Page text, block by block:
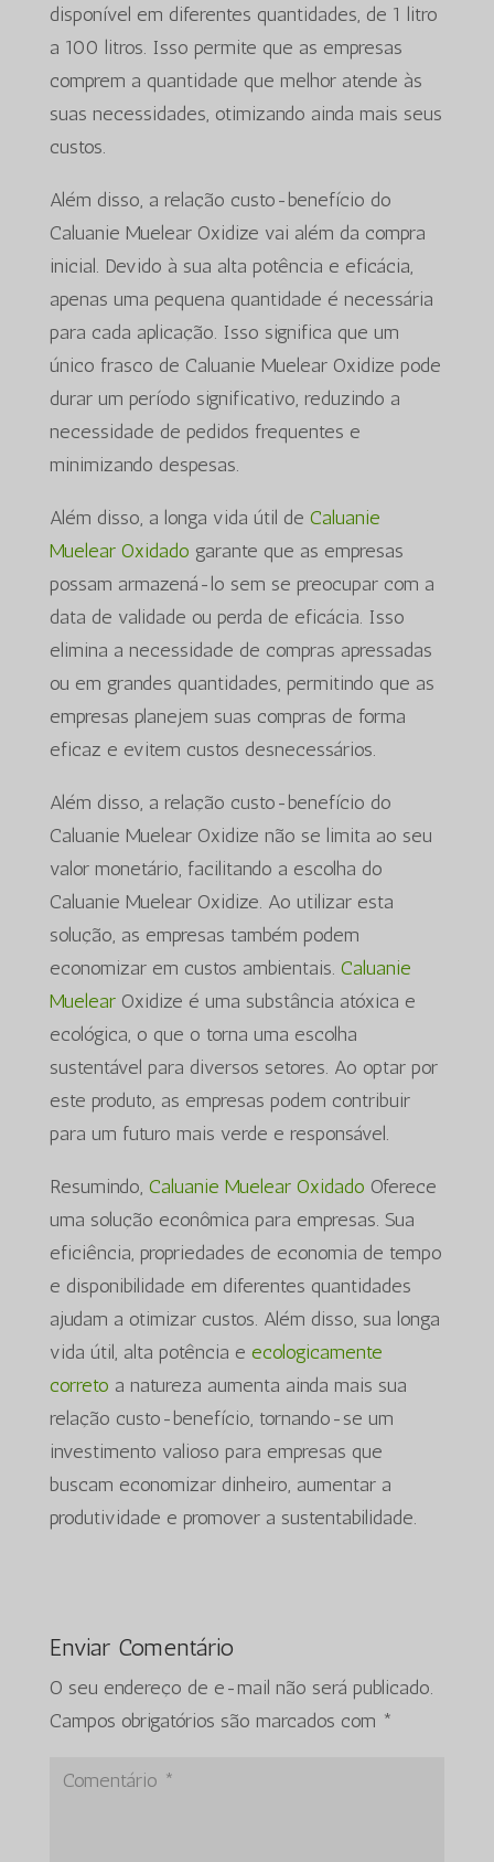
disponível em diferentes quantidades, de 1 litro
a 100 litros. Isso permite que as empresas
comprem a quantidade que melhor atende às
suas necessidades, otimizando ainda mais seus
custos.
Além disso, a relação custo-benefício do
Caluanie Muelear Oxidize vai além da compra
inicial. Devido à sua alta potência e eficácia,
apenas uma pequena quantidade é necessária
para cada aplicação. Isso significa que um
único frasco de Caluanie Muelear Oxidize pode
durar um período significativo, reduzindo a
necessidade de pedidos frequentes e
minimizando despesas.
Além disso, a longa vida útil de Caluanie
Muelear Oxidado garante que as empresas
possam armazená-lo sem se preocupar com a
data de validade ou perda de eficácia. Isso
elimina a necessidade de compras apressadas
ou em grandes quantidades, permitindo que as
empresas planejem suas compras de forma
eficaz e evitem custos desnecessários.
Além disso, a relação custo-benefício do
Caluanie Muelear Oxidize não se limita ao seu
valor monetário, facilitando a escolha do
Caluanie Muelear Oxidize. Ao utilizar esta
solução, as empresas também podem
economizar em custos ambientais. Caluanie
MuelearOxidize é uma substância atóxica e
ecológica, o que o torna uma escolha
sustentável para diversos setores. Ao optar por
este produto, as empresas podem contribuir
para um futuro mais verde e responsável.
Resumindo, Caluanie Muelear Oxidado Oferece
uma solução econômica para empresas. Sua
eficiência, propriedades de economia de tempo
e disponibilidade em diferentes quantidades
ajudam a otimizar custos. Além disso, sua longa
vida útil, alta potência e ecologicamente
correto a natureza aumenta ainda mais sua
relação custo-benefício, tornando-se um
investimento valioso para empresas que
buscam economizar dinheiro, aumentar a
produtividade e promover a sustentabilidade.
Enviar Comentário
O seu endereço de e-mail não será publicado.
Campos obrigatórios são marcados com *